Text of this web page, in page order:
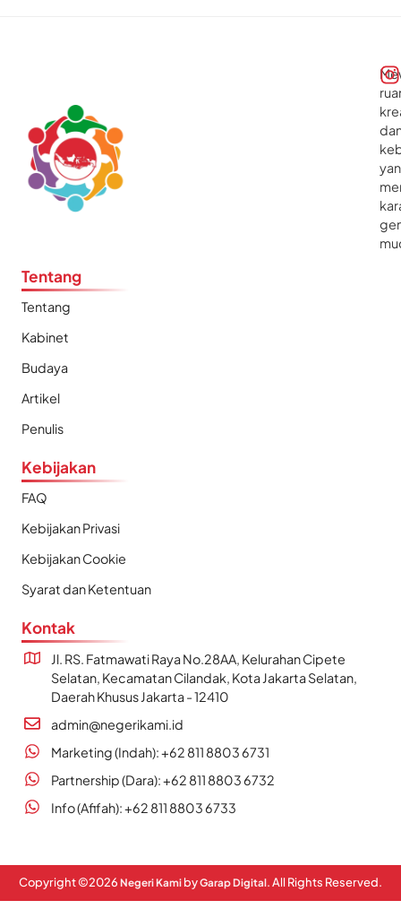
Tentang
Tentang
Kabinet
Budaya
Artikel
Penulis
Kebijakan
FAQ
Kebijakan Privasi
Kebijakan Cookie
Syarat dan Ketentuan
Kontak
Jl. RS. Fatmawati Raya No.28AA, Kelurahan Cipete
Selatan, Kecamatan Cilandak, Kota Jakarta Selatan,
Daerah Khusus Jakarta - 12410
admin@negerikami.id
Marketing (Indah): +62 811 8803 6731
Partnership (Dara): +62 811 8803 6732
Info (Afifah): +62 811 8803 6733
Copyright ©2026 Negeri Kami byGarap Digital. All Rights Reserved.